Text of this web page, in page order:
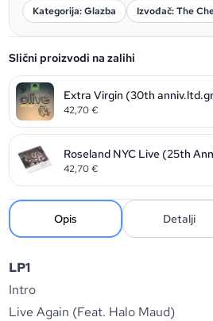
Kategorija: Glazba Izvođač: The
Slični proizvodi na zalihi
42,70€
42,70€
Opis Detalji
LP1
Intro
Live Again (Feat. Halo Maud)